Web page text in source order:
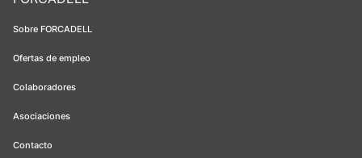
Sobre FORCADELL
Ofertas de empleo
Colaboradores
Asociaciones
Contacto